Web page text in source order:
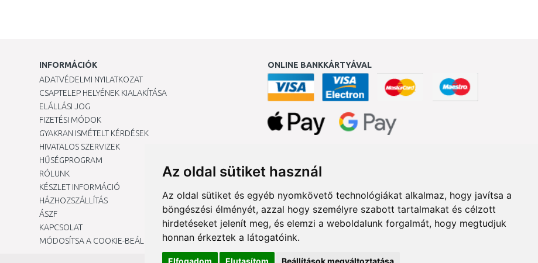
Az oldal sütiket használ
Az oldal sütiket és egyéb nyomkövető technológiákat alkalmaz, hogy javítsa a
böngészési élményét, azzal hogy személyre szabott tartalmakat és célzott
hirdetéseket jelenít meg, és elemzi a weboldalunk forgalmát, hogy megtudjuk
honnan érkeztek a látogatóink.
Elfogadom Elutasítom Beállítások megváltoztatása
INFORMÁCIÓK
ADATVÉDELMI NYILATKOZAT
CSAPTELEP HELYÉNEK KIALAKÍTÁSA
ELÁLLÁSI JOG
FIZETÉSI MÓDOK
GYAKRAN ISMÉTELT KÉRDÉSEK
HIVATALOS SZERVIZEK
HŰSÉGPROGRAM
RÓLUNK
KÉSZLET INFORMÁCIÓ
HÁZHOZSZÁLLÍTÁS
ÁSZF
KAPCSOLAT
MÓDOSÍTSA A COOKIE-BEÁLLÍTÁSAIMAT
ONLINE BANKKÁRTYÁVAL